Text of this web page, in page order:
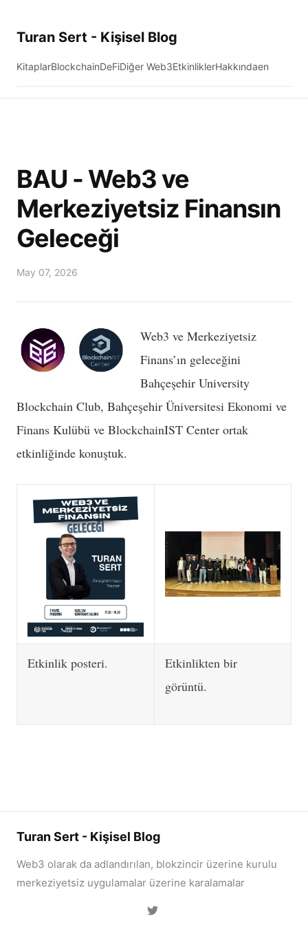
Turan Sert - Kişisel Blog
KitaplarBlockchainDeFiDiğer Web3EtkinliklerHakkındaen
BAU - Web3 ve
Merkeziyetsiz Finansın
Geleceği
May 07, 2026
Web3 ve Merkeziyetsiz
Finans’ın geleceğini
Bahçeşehir University
Blockchain Club, Bahçeşehir Üniversitesi Ekonomi ve
Finans Kulübü ve BlockchainIST Center ortak
etkinliğinde konuştuk.
Etkinlik posteri.
Etkinlikten bir
görüntü.
Turan Sert - Kişisel Blog
Web3 olarak da adlandırılan, blokzincir üzerine kurulu
merkeziyetsiz uygulamalar üzerine karalamalar